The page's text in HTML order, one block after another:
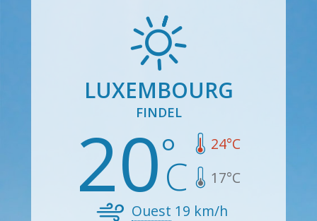
LUXEMBOURG
FINDEL
20 24°C
17°C
Ouest 19 km/h